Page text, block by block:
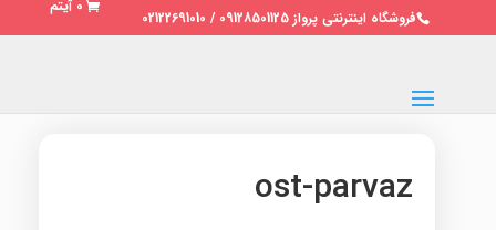
فروشگاه اینترنتی پرواز 09128501125 / 02122691010
0 آیتم
ost-parvaz